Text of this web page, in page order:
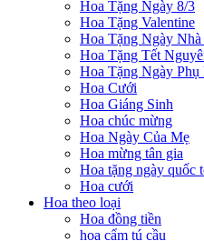
Hoa Tặng Ngày 8/3
Hoa Tặng Valentine
Hoa Tặng Ngày Nhà
Hoa Tặng Tết
Hoa Tặng Ngày
Hoa Cưới
Hoa Giáng Sinh
Hoa chúc mừng
Hoa Ngày Của Mẹ
Hoa mừng tân gia
Hoa tặng ngày quốc
Hoa cưới
Hoa theo loại
Hoa đồng tiền
hoa cẩm tú cầu